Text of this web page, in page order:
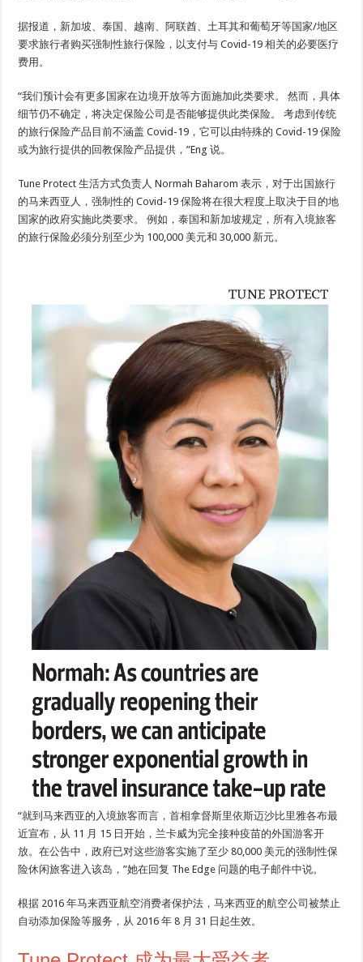
据报道，新加坡、泰国、越南、阿联酋、土耳其和葡萄牙等国家/地区
要求旅行者购买强制性旅行保险，以支付与 Covid-19 相关的必要医疗
费用。
“我们预计会有更多国家在边境开放等方面施加此类要求。 然而，具体
细节仍不确定，将决定保险公司是否能够提供此类保险。 考虑到传统
的旅行保险产品目前不涵盖 Covid-19，它可以由特殊的 Covid-19 保险
或为旅行提供的回教保险产品提供，”Eng 说。
Tune Protect 生活方式负责人 Normah Baharom 表示，对于出国旅行
的马来西亚人，强制性的 Covid-19 保险将在很大程度上取决于目的地
国家的政府实施此类要求。 例如，泰国和新加坡规定，所有入境旅客
的旅行保险必须分别至少为 100,000 美元和 30,000 新元。
“就到马来西亚的入境旅客而言，首相拿督斯里依斯迈沙比里雅各布最
近宣布，从 11 月 15 日开始，兰卡威为完全接种疫苗的外国游客开
放。在公告中，政府已对这些游客实施了至少 80,000 美元的强制性保
险休闲旅客进入该岛，”她在回复 The Edge 问题的电子邮件中说。
根据 2016 年马来西亚航空消费者保护法，马来西亚的航空公司被禁止
自动添加保险等服务，从 2016 年 8 月 31 日起生效。